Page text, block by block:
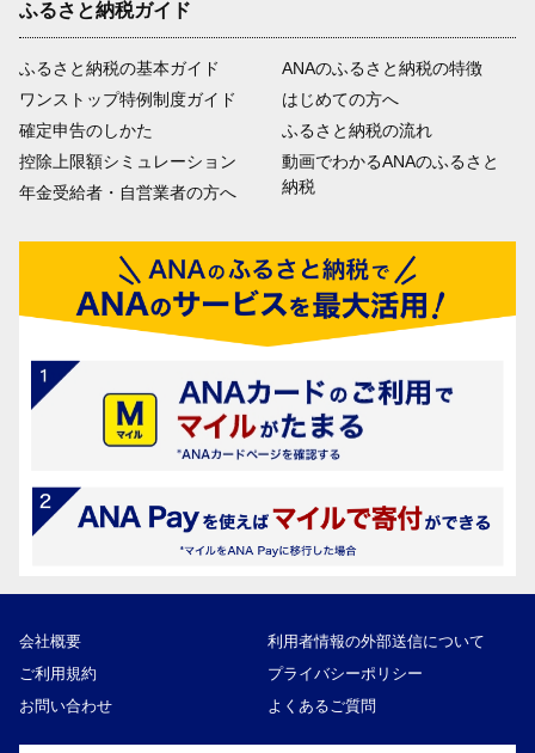
ふるさと納税ガイド
ふるさと納税の基本ガイド
ワンストップ特例制度ガイド
確定申告のしかた
控除上限額シミュレーション
年金受給者・自営業者の方へ
ANAのふるさと納税の特徴
はじめての方へ
ふるさと納税の流れ
動画でわかるANAのふるさと
納税
会社概要
利用者情報の外部送信について
ご利用規約
プライバシーポリシー
お問い合わせ
よくあるご質問